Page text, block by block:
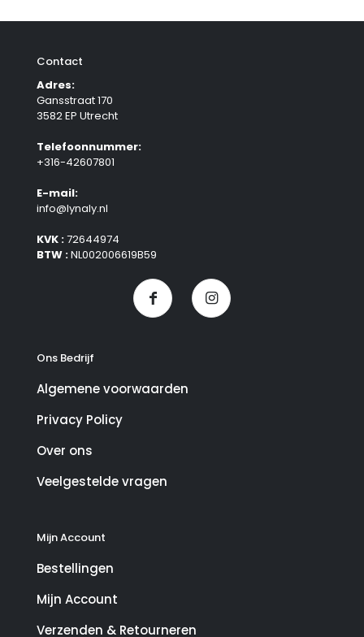
€ 39,95
Contact
Adres:
Gansstraat 170
3582 EP Utrecht
Telefoonnummer:
+316-42607801
E-mail:
info@lynaly.nl
KVK :72644974
BTW :NL002006619B59
Ons Bedrijf
Algemene voorwaarden
Privacy Policy
Over ons
Veelgestelde vragen
Mijn Account
Bestellingen
Mijn Account
Verzenden & Retourneren